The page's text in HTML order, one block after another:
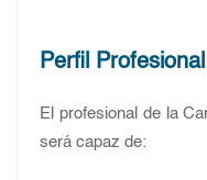
Perfil Profesional
El profesional de la
será capaz de: